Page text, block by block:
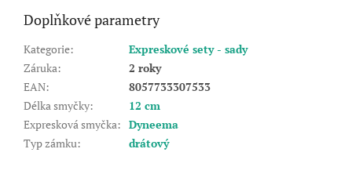
Doplňkové parametry
Kategorie:
Expreskové sety - sady
Záruka:
2 roky
EAN:
8057733307533
Délka smyčky:
12 cm
Expresková smyčka: Dyneema
Typ zámku: drátový